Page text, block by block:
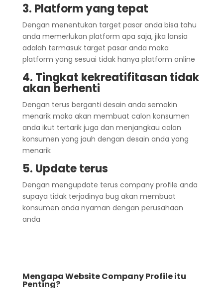
3. Platform yang tepat
Dengan menentukan target pasar anda bisa tahu
anda memerlukan platform apa saja, jika lansia
adalah termasuk target pasar anda maka
platform yang sesuai tidak hanya platform online
4. Tingkat kekreatifitasan tidak
akan berhenti
Dengan terus berganti desain anda semakin
menarik maka akan membuat calon konsumen
anda ikut tertarik juga dan menjangkau calon
konsumen yang jauh dengan desain anda yang
menarik
5. Update terus
Dengan mengupdate terus company profile anda
supaya tidak terjadinya bug akan membuat
konsumen anda nyaman dengan perusahaan
anda
Mengapa Website Company Profile itu
Penting?